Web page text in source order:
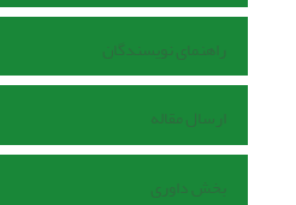
راهنمای نویسندگان
ارسال مقاله
بخش داوری